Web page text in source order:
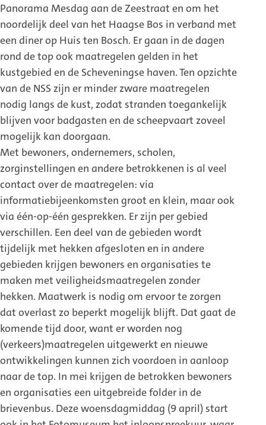
Panorama Mesdag aan de Zeestraat en om het
noordelijk deel van het Haagse Bos in verband met
een diner op Huis ten Bosch. Er gaan in de dagen
rond de top ook maatregelen gelden in het
kustgebied en de Scheveningse haven. Ten opzichte
van de NSS zijn er minder zware maatregelen
nodig langs de kust, zodat stranden toegankelijk
blijven voor badgasten en de scheepvaart zoveel
mogelijk kan doorgaan.
Met bewoners, ondernemers, scholen,
zorginstellingen en andere betrokkenen is al veel
contact over de maatregelen: via
informatiebijeenkomsten groot en klein, maar ook
via één-op-één gesprekken. Er zijn per gebied
verschillen. Een deel van de gebieden wordt
tijdelijk met hekken afgesloten en in andere
gebieden krijgen bewoners en organisaties te
maken met veiligheidsmaatregelen zonder
hekken. Maatwerk is nodig om ervoor te zorgen
dat overlast zo beperkt mogelijk blijft. Dat gaat de
komende tijd door, want er worden nog
(verkeers)maatregelen uitgewerkt en nieuwe
ontwikkelingen kunnen zich voordoen in aanloop
naar de top. In mei krijgen de betrokken bewoners
en organisaties een uitgebreide folder in de
brievenbus. Deze woensdagmiddag (9 april) start